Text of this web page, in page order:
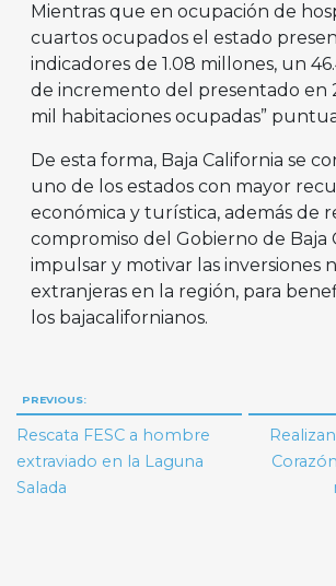
Mientras que en ocupación de
cuartos ocupados el estado
indicadores de 1.08 millones, un
de incremento del presentado en
mil habitaciones ocupadas”
De esta forma, Baja California se
uno de los estados con mayor
económica y turística, además de
compromiso del Gobierno de Baja
impulsar y motivar las inversiones
extranjeras en la región, para
los bajacalifornianos.
Navegación
de
entradas
PREVIOUS:
Rescata FESC a hombre
extraviado en la Laguna
Salada